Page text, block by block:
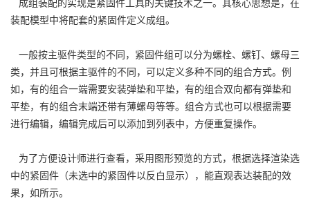
装配模型中将配套的紧固件定义成组。
一般按主驱件类型的不同，紧固件组可以分为螺栓、螺钉、螺母三
类，并且可根据主驱件的不同，可以定义多种不同的组合方式。例
如，有的组合一端需要安装弹垫和平垫，有的组合双向都有弹垫和
平垫，有的组合末端还带有薄螺母等等。组合方式也可以根据需要
进行编辑，编辑完成后可以添加到列表中，方便重复操作。
为了方便设计师进行查看，采用图形预览的方式，根据选择渲染选
中的紧固件（未选中的紧固件以反白显示），能直观表达装配的效
果，如所示。